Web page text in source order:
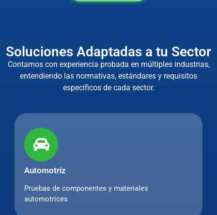
Soluciones Adaptadas a tu Sector
Contamos con experiencia probada en múltiples industrias,
entendiendo las normativas, estándares y requisitos
específicos de cada sector.
Automotriz
Pruebas de componentes y materiales
automotrices